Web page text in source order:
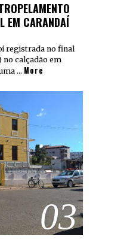
EM CARANDAÍ
registrada no final
no calçadão em
… More
03